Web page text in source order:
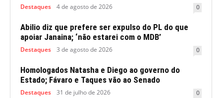
Destaques 4 de agosto de 2026 0
Abilio diz que prefere ser expulso do PL do que
apoiar Janaina; ‘não estarei com o MDB’
Destaques 3 de agosto de 2026 0
Homologados Natasha e Diego ao governo do
Estado; Fávaro e Taques vão ao Senado
Destaques 31 de julho de 2026 0